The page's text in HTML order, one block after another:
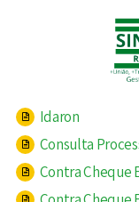
Idaron
Consulta
Contra Cheque